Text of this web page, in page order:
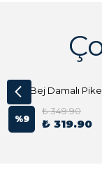
Açık Bej Damalı
%9
₺ 349.90
₺ 319.90